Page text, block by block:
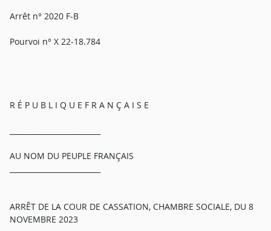
Arrêt n° 2020 F-B
Pourvoi n° X 22-18.784
R É P U B L I Q U E F R A N Ç A I S E
AU NOM DU PEUPLE FRANÇAIS
ARRÊT DE LA COUR DE CASSATION, CHAMBRE SOCIALE, DU 8
NOVEMBRE 2023